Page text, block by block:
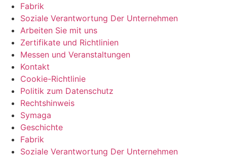
Fabrik
Soziale Verantwortung Der Unternehmen
Arbeiten Sie mit uns
Zertifikate und Richtlinien
Messen und Veranstaltungen
Kontakt
Cookie-Richtlinie
Politik zum Datenschutz
Rechtshinweis
Symaga
Geschichte
Fabrik
Soziale Verantwortung Der Unternehmen